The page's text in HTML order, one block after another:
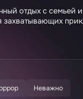
отдых с семьей
захватывающих
Неважно